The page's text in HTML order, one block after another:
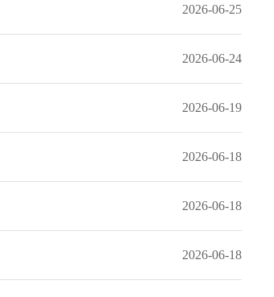
2026-06-25
2026-06-24
2026-06-19
2026-06-18
2026-06-18
2026-06-18